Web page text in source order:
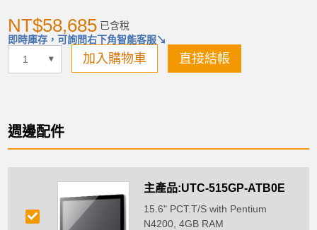
NT$58,685 已含稅
即時庫存，可詢問右下角智能客服↘
加入購物車 直接結帳
產品已加入購物車
> 前往結帳
週邊配件
主產品:UTC-515GP-ATB0E
15.6" PCT.T/S with Pentium
N4200, 4GB RAM